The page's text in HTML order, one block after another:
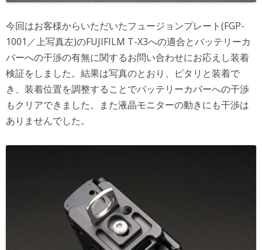
今回はお客様からいただいたフュージョンプレート(FGP-
1001／上写真左)のFUJIFILM T-X3への適合とバッテリーカ
バーへの干渉の有無に関するお問い合わせにお応えし装着
検証をしました。結果は写真のとおり、ピタリと装着で
き、装着位置を調整することでバッテリーカバーへの干渉
もクリアできました。また液晶モニターの動きにも干渉は
ありませんでした。